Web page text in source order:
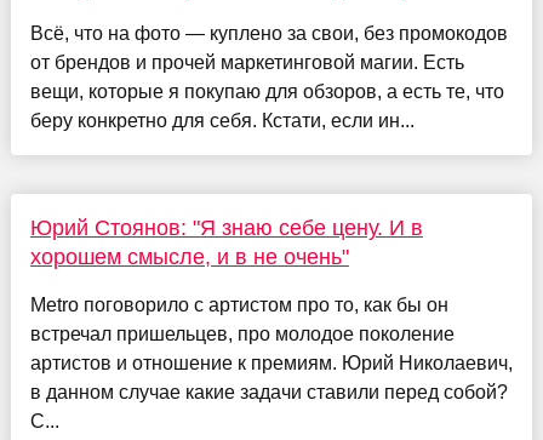
Всё, что на фото — куплено за свои, без промокодов
от брендов и прочей маркетинговой магии. Есть
вещи, которые я покупаю для обзоров, а есть те, что
беру конкретно для себя. Кстати, если ин...
Юрий Стоянов: "Я знаю себе цену. И в
хорошем смысле, и в не очень"
Metro поговорило с артистом про то, как бы он
встречал пришельцев, про молодое поколение
артистов и отношение к премиям. Юрий Николаевич,
в данном случае какие задачи ставили перед собой?
С...